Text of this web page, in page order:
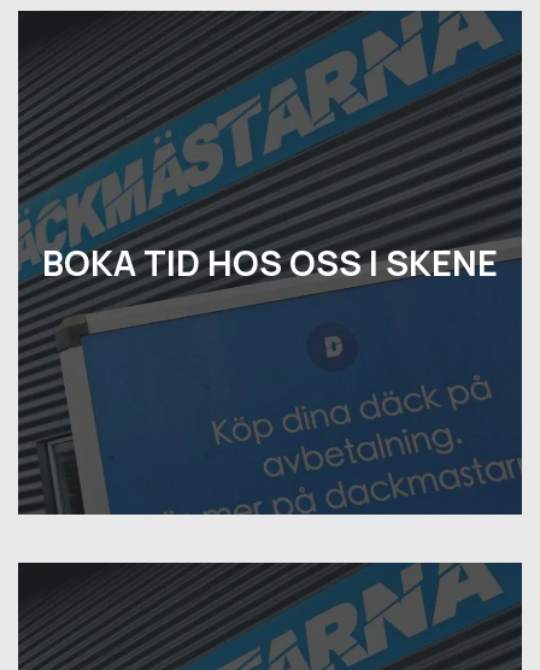
BOKA TID HOS OSS I SKENE